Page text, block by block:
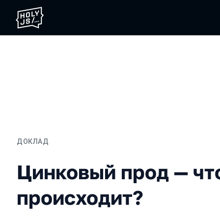
ДОКЛАД
Цинковый прод — что
Цинковый прод —
происходит?